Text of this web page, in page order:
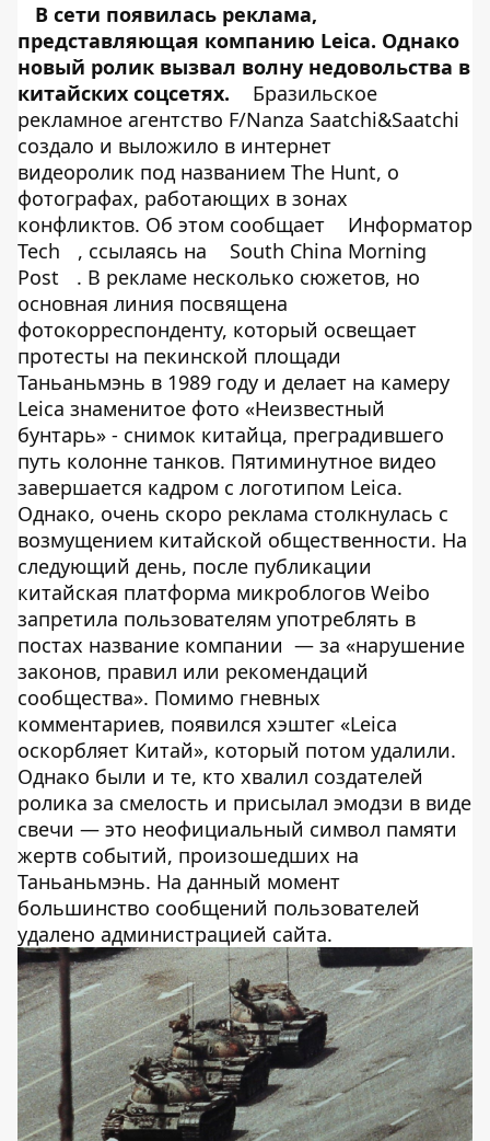
В сети появилась реклама,
представляющая компанию Leica. Однако
новый ролик вызвал волну недовольства в
китайских соцсетях.
Бразильское
рекламное агентство F/Nanza Saatchi&Saatchi
создало и выложило в интернет
видеоролик под названием The Hunt, о
фотографах, работающих в зонах
конфликтов. Об этом сообщает
Информатор
Tech
, ссылаясь на
South China Morning
Post
. В рекламе несколько сюжетов, но
основная линия посвящена
фотокорреспонденту, который освещает
протесты на пекинской площади
Таньаньмэнь в 1989 году и делает на камеру
Leica знаменитое фото «Неизвестный
бунтарь» - снимок китайца, преградившего
путь колонне танков. Пятиминутное видео
завершается кадром с логотипом Leica.
Однако, очень скоро реклама столкнулась с
возмущением китайской общественности. На
следующий день, после публикации
китайская платформа микроблогов Weibo
запретила пользователям употреблять в
постах название компании — за «нарушение
законов, правил или рекомендаций
сообщества». Помимо гневных
комментариев, появился хэштег «Leica
оскорбляет Китай», который потом удалили.
Однако были и те, кто хвалил создателей
ролика за смелость и присылал эмодзи в виде
свечи — это неофициальный символ памяти
жертв событий, произошедших на
Таньаньмэнь. На данный момент
большинство сообщений пользователей
удалено администрацией сайта.